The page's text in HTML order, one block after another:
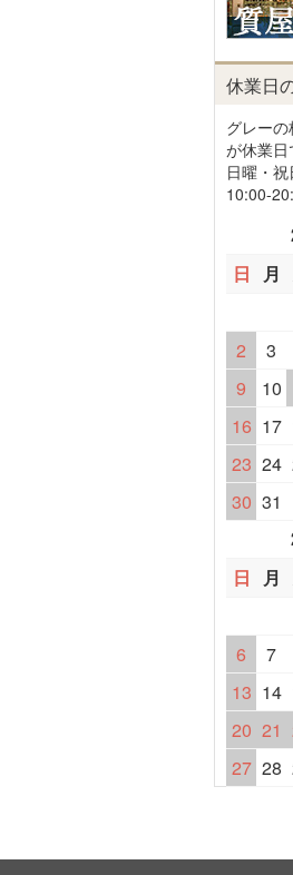
休業日
グレー
が休業日
日曜・
10:00-
日
月
2
3
9
10
16 17
23 24
30 31
日
月
6
7
13 14
20 21
27 28